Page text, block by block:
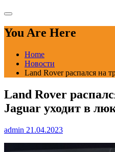
You Are Here
Home
Новости
Land Rover распался на
Land Rover
Jaguar уходит в
admin 21.04.2023